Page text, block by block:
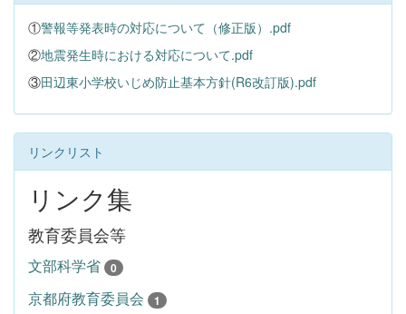
①警報等発表時の対応について（修正版）.pdf
②地震発生時における対応について.pdf
③田辺東小学校いじめ防止基本方針(R6改訂版).pdf
リンクリスト
リンク集
教育委員会等
文部科学省 0
京都府教育委員会 1